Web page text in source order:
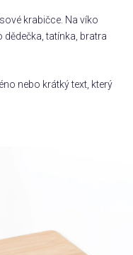
krabičce. Na víko
tatínka, bratra
nebo krátký text, který